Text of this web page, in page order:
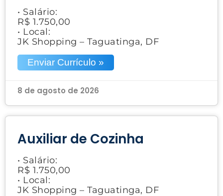
• Salário:
R$ 1.750,00
• Local:
JK Shopping – Taguatinga, DF
Enviar Currículo »
8 de agosto de 2026
Auxiliar de Cozinha
• Salário:
R$ 1.750,00
• Local:
JK Shopping – Taguatinga, DF